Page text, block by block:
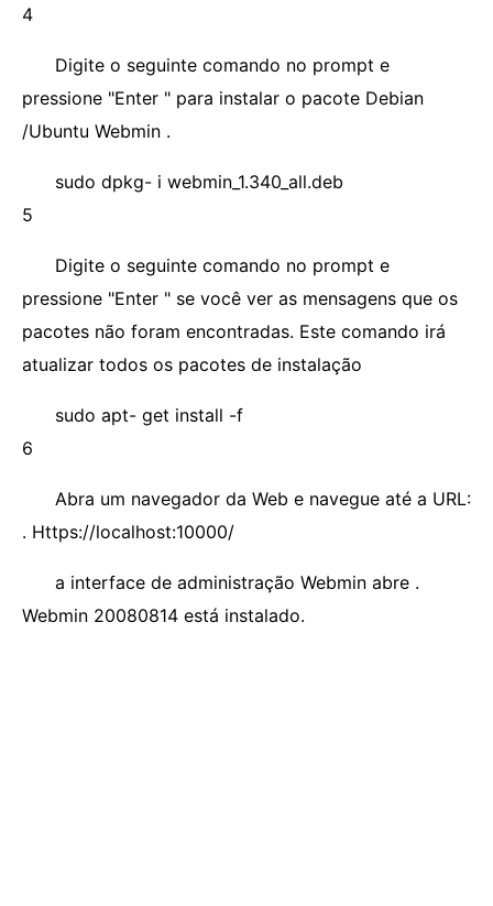
4
Digite o seguinte comando no prompt e
pressione "Enter " para instalar o pacote Debian
/Ubuntu Webmin .
sudo dpkg- i webmin_1.340_all.deb
5
Digite o seguinte comando no prompt e
pressione "Enter " se você ver as mensagens que os
pacotes não foram encontradas. Este comando irá
atualizar todos os pacotes de instalação
sudo apt- get install -f
6
Abra um navegador da Web e navegue até a URL:
. Https://localhost:10000/
a interface de administração Webmin abre .
Webmin 20080814 está instalado.